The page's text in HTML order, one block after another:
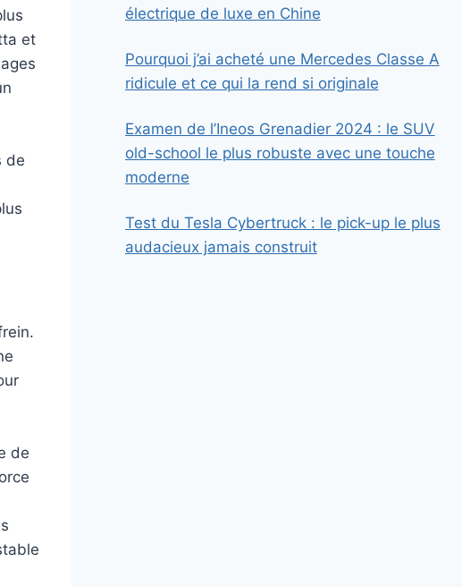
et
de
de
électrique de luxe en Chine
Pourquoi j’ai acheté une Mercedes Classe A
ridicule et ce qui la rend si originale
Examen de l’Ineos Grenadier 2024 : le SUV
old-school le plus robuste avec une touche
moderne
Test du Tesla Cybertruck : le pick-up le plus
audacieux jamais construit